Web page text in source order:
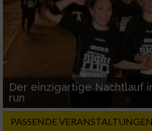
Der einzigartige Nachtlauf
run
PASSENDE VERANSTALTUNGEN